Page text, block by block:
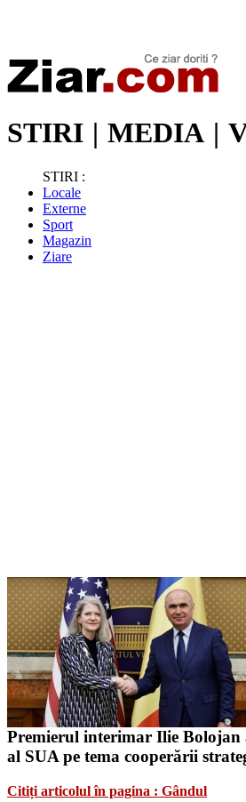
STIRI | MEDIA |
STIRI :
Locale
Externe
Sport
Magazin
Ziare
Premierul interimar Ilie Bolojan
al SUA pe tema cooperării
Citiți articolul în pagina : Gândul